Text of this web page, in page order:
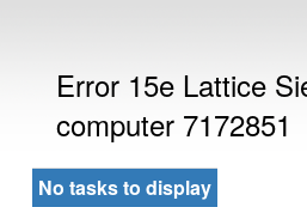
Error 15e Lattice
computer 7172851
No tasks to display